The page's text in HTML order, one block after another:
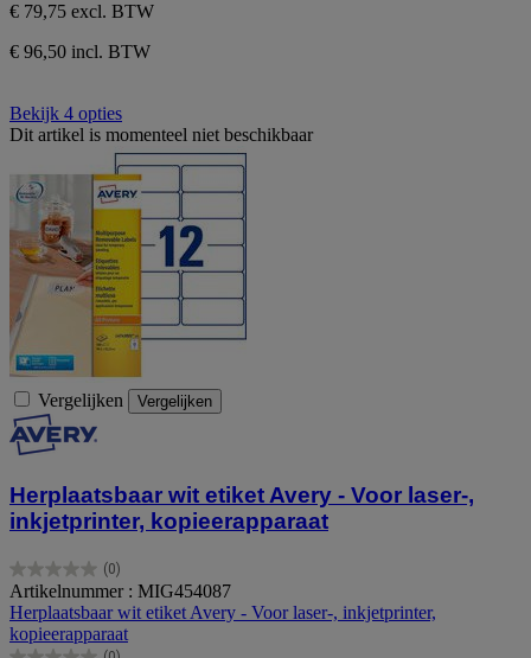
€ 79,75 excl. BTW
€ 96,50 incl. BTW
Bekijk 4 opties
Dit artikel is momenteel niet beschikbaar
Vergelijken Vergelijken
Herplaatsbaar wit etiket Avery - Voor laser-,
inkjetprinter, kopieerapparaat
(0)
0.0
van
de
5
Artikelnummer : MIG454087
Herplaatsbaar wit etiket Avery - Voor laser-, inkjetprinter,
kopieerapparaat